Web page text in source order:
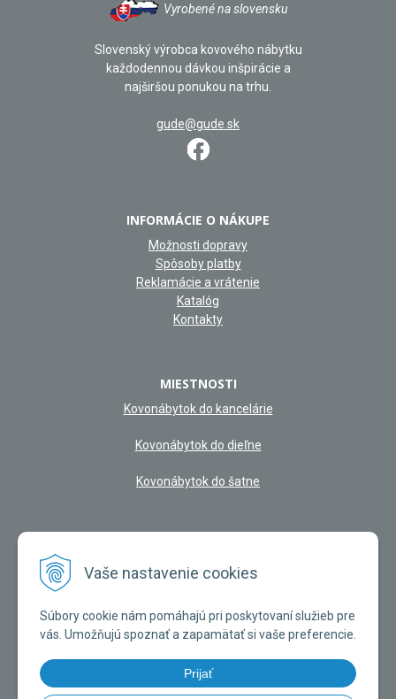
Vaše nastavenie cookies
Súbory cookie nám pomáhajú pri poskytovaní služieb pre
vás. Umožňujú spoznať a zapamätať si vaše preferencie.
Prijať
Vyrobené na slovensku
Slovenský výrobca kovového nábytku
každodennou dávkou inšpirácie a
najširšou ponukou na trhu.
gude@gude.sk
INFORMÁCIE O NÁKUPE
Možnosti dopravy
Spôsoby platby
Reklamácie a vrátenie
Katalóg
Kontakty
MIESTNOSTI
Kovonábytok do kancelárie
Kovonábytok do dieľne
Kovonábytok do šatne